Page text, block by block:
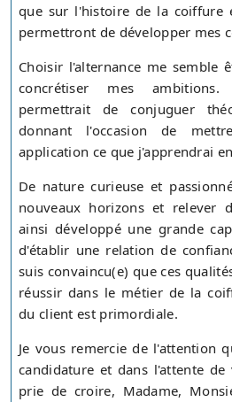
que sur l'histoire de la coiffure
permettront de développer mes
Choisir l'alternance me semble
concrétiser mes
permettrait de conjuguer
donnant l'occasion de
application ce que j'apprendrai
De nature curieuse et
nouveaux horizons et relever
ainsi développé une grande
d'établir une relation de
suis convaincu(e) que ces
réussir dans le métier de la
du client est primordiale.
Je vous remercie de l'attention
candidature et dans l'attente
prie de croire, Madame,